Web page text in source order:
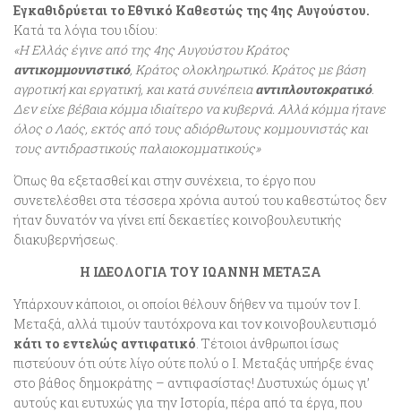
Εγκαθιδρύεται το Εθνικό Καθεστώς της 4ης Αυγούστου.
Κατά τα λόγια του ιδίου:
«Η Ελλάς έγινε από της 4ης Αυγούστου Κράτος
αντικομμουνιστικό, Κράτος ολοκληρωτικό. Κράτος με βάση
αγροτική και εργατική, και κατά συνέπειααντιπλουτοκρατικό.
Δεν είχε βέβαια κόμμα ιδιαίτερο να κυβερνά. Αλλά κόμμα ήτανε
όλος ο Λαός, εκτός από τους αδιόρθωτους κομμουνιστάς και
τους αντιδραστικούς παλαιοκομματικούς»
Όπως θα εξετασθεί και στην συνέχεια, το έργο που
συνετελέσθει στα τέσσερα χρόνια αυτού του καθεστώτος δεν
ήταν δυνατόν να γίνει επί δεκαετίες κοινοβουλευτικής
διακυβερνήσεως.
Η ΙΔΕΟΛΟΓΙΑ ΤΟΥ ΙΩΑΝΝΗ ΜΕΤΑΞΑ
Υπάρχουν κάποιοι, οι οποίοι θέλουν δήθεν να τιμούν τον Ι.
Μεταξά, αλλά τιμούν ταυτόχρονα και τον κοινοβουλευτισμό
κάτι το εντελώς αντιφατικό. Τέτοιοι άνθρωποι ίσως
πιστεύουν ότι ούτε λίγο ούτε πολύ ο Ι. Μεταξάς υπήρξε ένας
στο βάθος δημοκράτης – αντιφασίστας! Δυστυχώς όμως γι’
αυτούς και ευτυχώς για την Ιστορία, πέρα από τα έργα, που